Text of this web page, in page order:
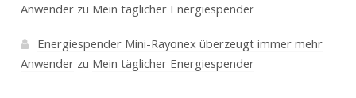
Anwenderzu Mein täglicher Energiespender
Energiespender Mini-Rayonex überzeugt immer mehr
Anwenderzu Mein täglicher Energiespender